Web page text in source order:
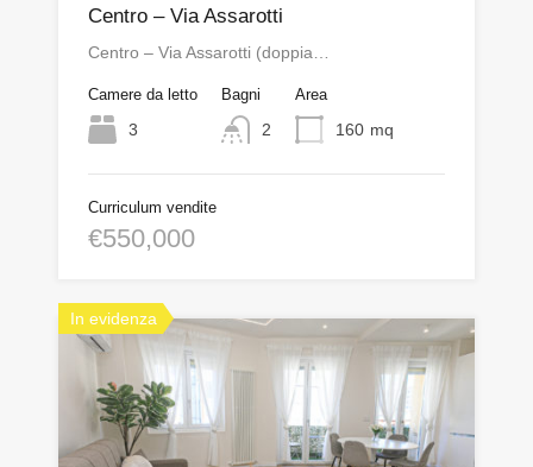
Centro – Via Assarotti
Centro – Via Assarotti (doppia…
Camere da letto
3
Bagni
2
Area
160 mq
Curriculum vendite
€550,000
In evidenza